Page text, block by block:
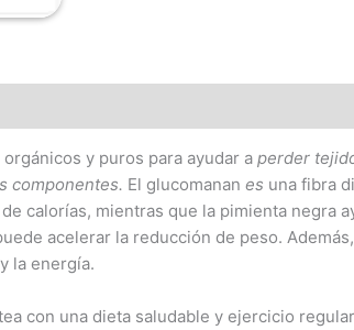
y puros para ayudar a perder tej
componentes. El glucomanan es una fibra
calorías, mientras que la pimienta negra
acelerar la reducción de peso.
la energía.
con una dieta saludable y ejercicio